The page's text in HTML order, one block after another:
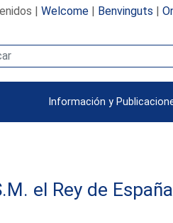
| Welcome| Benvinguts |
Información y
el Rey de